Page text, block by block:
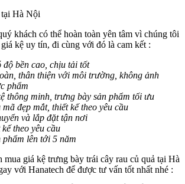
khách có thể hoàn toàn yên tâm vì chúng tôi
kệ uy tín, đi cùng với đó là cam kết :
độ bền cao, chịu tải tốt
thân thiện với môi trường, không ảnh
phẩm
thông minh, trưng bày sản phẩm tối ưu
đẹp mắt, thiết kế theo yêu cầu
và lắp đặt tận nơi
theo yêu cầu
phẩm lên tới 5 năm
mua giá kệ trưng bày trái cây rau củ quả tại Hà
với Hanatech để được tư vấn tốt nhất nhé :